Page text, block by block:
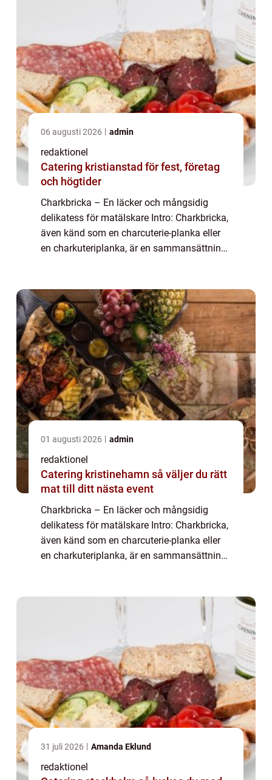
06 augusti 2026 admin
redaktionel
Catering kristianstad för fest, företag
och högtider
Charkbricka – En läcker och mångsidig
delikatess för matälskare Intro: Charkbricka,
även känd som en charcuterie-planka eller
en charkuteriplanka, är en sammansättning
01 augusti 2026 admin
redaktionel
Catering kristinehamn så väljer du rätt
mat till ditt nästa event
Charkbricka – En läcker och mångsidig
delikatess för matälskare Intro: Charkbricka,
även känd som en charcuterie-planka eller
en charkuteriplanka, är en sammansättning
31 juli 2026 Amanda Eklund
redaktionel